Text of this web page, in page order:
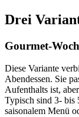
Drei
Gourmet-
Diese Variante
Abendessen. Sie
Aufenthalts ist,
Typisch sind 3- bis
saisonalem Menü